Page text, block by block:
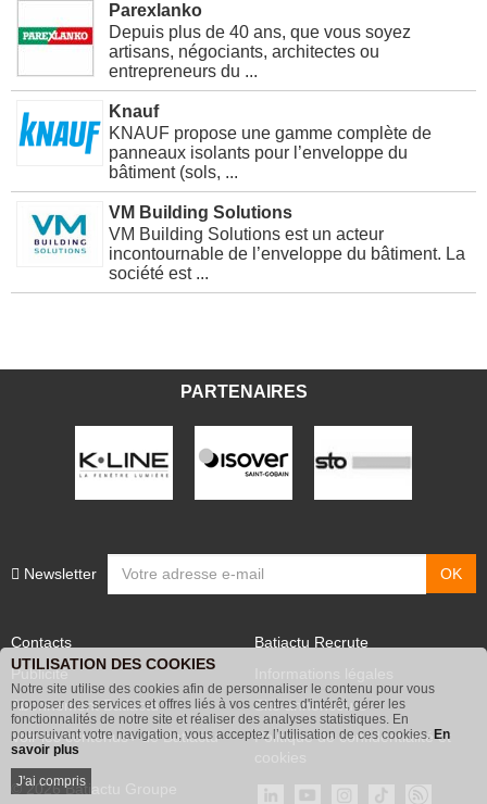
Parexlanko
Depuis plus de 40 ans, que vous soyez
artisans, négociants, architectes ou
entrepreneurs du ...
Knauf
KNAUF propose une gamme complète de
panneaux isolants pour l’enveloppe du
bâtiment (sols, ...
VM Building Solutions
VM Building Solutions est un acteur
incontournable de l’enveloppe du bâtiment. La
société est ...
PARTENAIRES
Newsletter
Contacts
Publicité
Abonnement Batiactu
Voir les contenus+ de Batiactu
Batiactu Recrute
Site annonceurs
Politique de confidentialité et
© 2026 Batiactu Groupe
UTILISATION DES COOKIES
Notre site utilise des cookies afin de personnaliser le contenu pour vous
proposer des services et offres liés à vos centres d'intérêt, gérer les
fonctionnalités de notre site et réaliser des analyses statistiques. En
poursuivant votre navigation, vous acceptez l’utilisation de ces cookies. En
savoir plus
J'ai compris